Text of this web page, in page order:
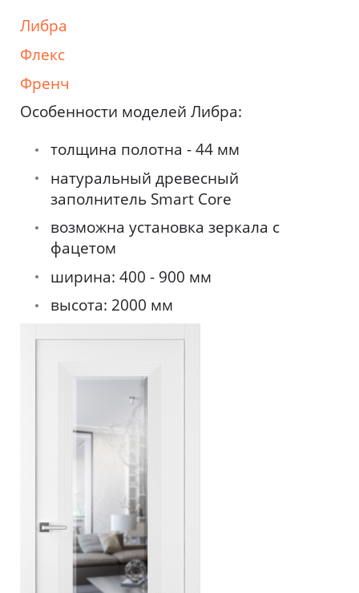
Либра
Флекс
Френч
Особенности моделей Либра:
толщина полотна - 44 мм
натуральный древесный
заполнитель Smart Core
возможна установка зеркала с
фацетом
ширина: 400 - 900 мм
высота: 2000 мм